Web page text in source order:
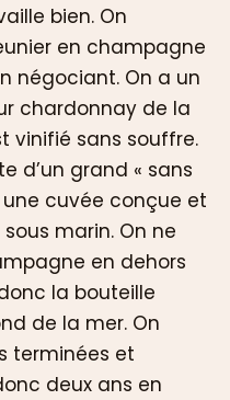
bien. On
en champagne
négociant. On a un
chardonnay de la
vinifié sans souffre.
d’un grand « sans
une cuvée conçue et
marin. On ne
en dehors
la bouteille
de la mer. On
terminées et
deux ans en